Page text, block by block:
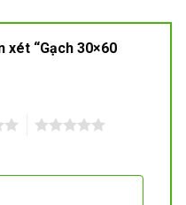
xét “Gạch 30×60